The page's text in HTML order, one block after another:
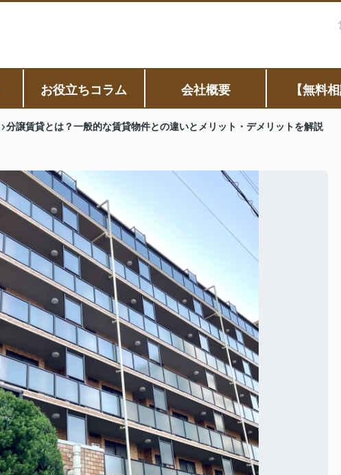
お役立ちコラム 会社概要 【無料相
分譲賃貸とは？一般的な賃貸物件との違いとメリット・デメリットを解説